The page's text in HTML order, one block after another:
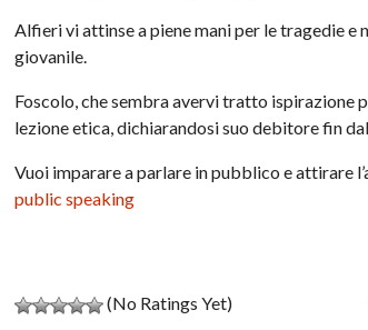
Alfieri vi attinse a piene mani per le tragedie
giovanile.
Foscolo, che sembra avervi tratto ispirazione
lezione etica, dichiarandosi suo debitore fin
Vuoi imparare a parlare in pubblico e attirare
public speaking
(No Ratings Yet)